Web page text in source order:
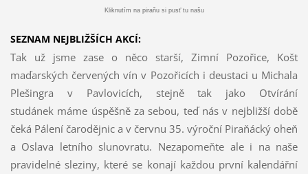
Kliknutím na piraňu si pusť tu našu
SEZNAM NEJBLIŽŠÍCH AKCÍ:
Tak už jsme zase o něco starší, Zimní Pozořice, Košt
maďarských červených vín v Pozořicích i deustaci u Michala
Plešingra v Pavlovicích, stejně tak jako Otvírání
studánek máme úspěšně za sebou, teď nás v nejbližší době
čeká Pálení čarodějnic a v červnu 35. výroční Piraňácký oheň
a Oslava letního slunovratu. Nezapomeňte ale i na naše
pravidelné sleziny, které se konají každou první kalendářní